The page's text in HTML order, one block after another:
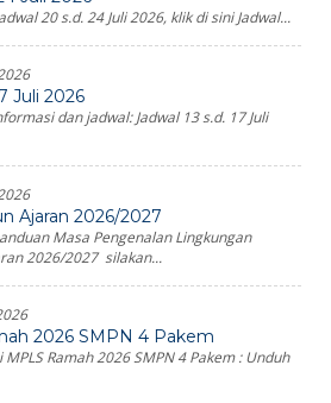
20 s.d. 24 Juli 2026, klik di sini Jadwal...
Juli 2026
dan jadwal: Jadwal 13 s.d. 17 Juli
Ajaran 2026/2027
Masa Pengenalan Lingkungan
2026/2027 silakan...
2026 SMPN 4 Pakem
Ramah 2026 SMPN 4 Pakem : Unduh